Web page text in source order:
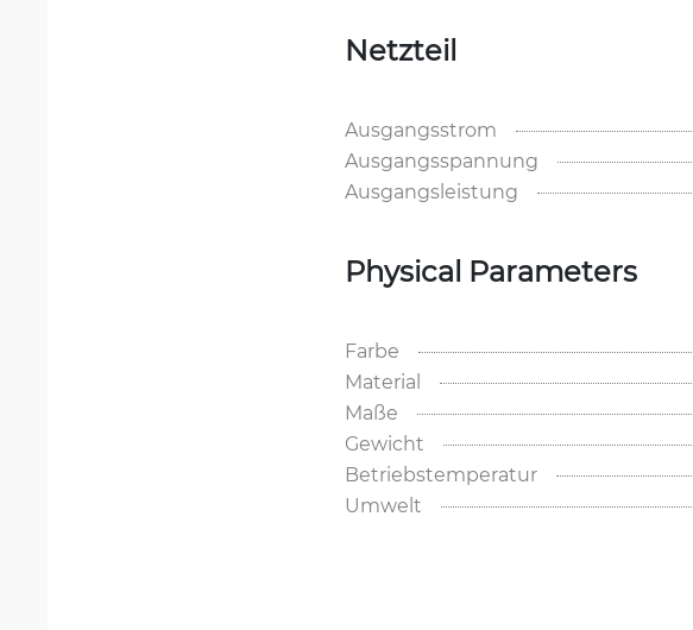
Netzteil
Ausgangsstrom
Ausgangsspannung
Ausgangsleistung
Physical Parameters
Farbe
Material
Maße
Gewicht
Betriebstemperatur
Umwelt